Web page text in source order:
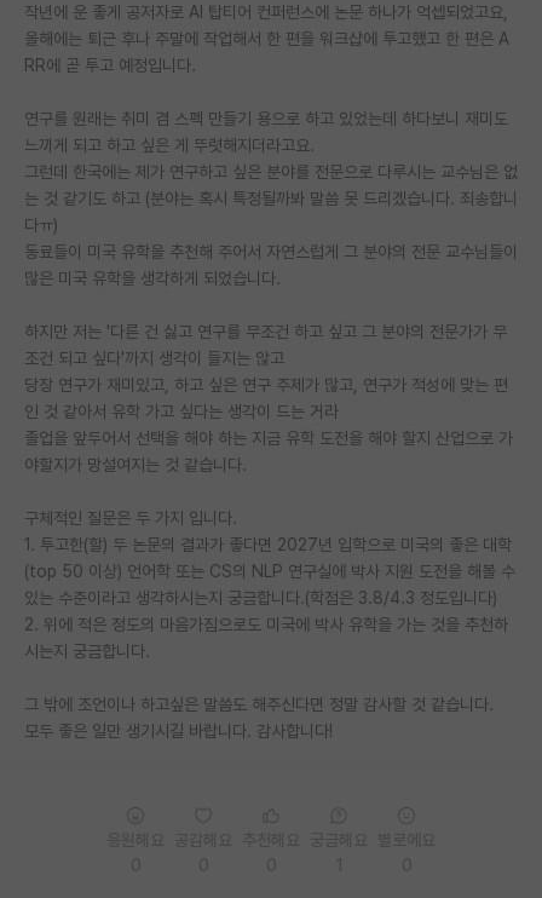
임용 정보 게시판
학부 인턴 게시판
취업 게시판
임용 후기 게시판
PI 전용 게시판
인문사회 계열 게시판
반도체/AI 게시판
장학금/장학생 게시판
학술 정보 게시판
커리어
유학교육
이벤트
반도체 아카데미
재팬라운지 🌸
작년에 운 좋게 공저자로 AI 탑티어 컨퍼런스에 논문 하나가 억셉되었고요,
올해에는 퇴근 후나 주말에 작업해서 한 편을 워크샵에 투고했고 한 편은 A
RR에 곧 투고 예정입니다.
연구를 원래는 취미 겸 스펙 만들기 용으로 하고 있었는데 하다보니 재미도
느끼게 되고 하고 싶은 게 뚜렷해지더라고요.
그런데 한국에는 제가 연구하고 싶은 분야를 전문으로 다루시는 교수님은 없
는 것 같기도 하고 (분야는 혹시 특정될까봐 말씀 못 드리겠습니다. 죄송합니
다ㅠ)
동료들이 미국 유학을 추천해 주어서 자연스럽게 그 분야의 전문 교수님들이
많은 미국 유학을 생각하게 되었습니다.
하지만 저는 '다른 건 싫고 연구를 무조건 하고 싶고 그 분야의 전문가가 무
조건 되고 싶다'까지 생각이 들지는 않고
당장 연구가 재미있고, 하고 싶은 연구 주제가 많고, 연구가 적성에 맞는 편
인 것 같아서 유학 가고 싶다는 생각이 드는 거라
졸업을 앞두어서 선택을 해야 하는 지금 유학 도전을 해야 할지 산업으로 가
야할지가 망설여지는 것 같습니다.
구체적인 질문은 두 가지 입니다.
1. 투고한(할) 두 논문의 결과가 좋다면 2027년 입학으로 미국의 좋은 대학
(top 50 이상) 언어학 또는 CS의 NLP 연구실에 박사 지원 도전을 해볼 수
있는 수준이라고 생각하시는지 궁금합니다.(학점은 3.8/4.3 정도입니다)
2. 위에 적은 정도의 마음가짐으로도 미국에 박사 유학을 가는 것을 추천하
시는지 궁금합니다.
그 밖에 조언이나 하고싶은 말씀도 해주신다면 정말 감사할 것 같습니다.
모두 좋은 일만 생기시길 바랍니다. 감사합니다!